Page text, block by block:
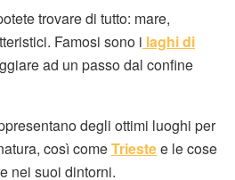
trovare di tutto: mare,
Famosi sono i laghi di
ad un passo dal confine
degli ottimi luoghi per
così comeTriestee le cose
nei suoi dintorni.